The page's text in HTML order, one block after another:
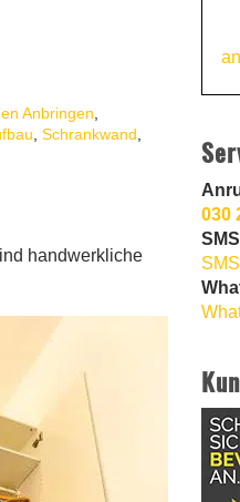
Anbringen
Schrankwand
handwerkliche
030